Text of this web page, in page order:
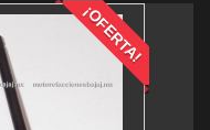
¡OFERTA!